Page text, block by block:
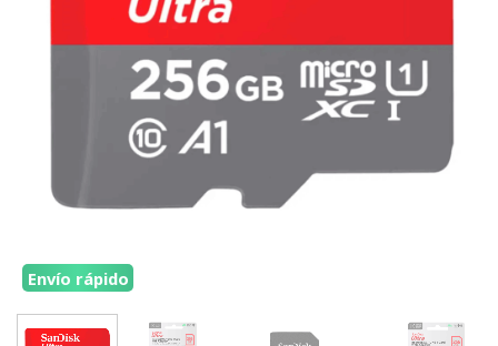
Envío rápido